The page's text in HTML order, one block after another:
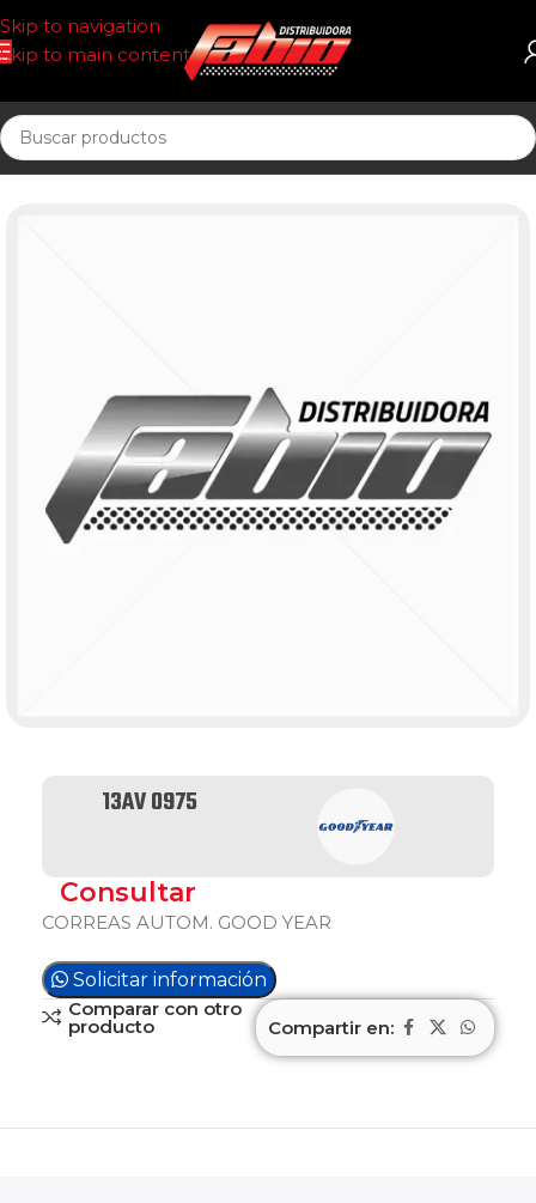
Skip to navigation
Skip to main content
Inicio CORREAS AUTOMOTOR 13AV
13AV 0975
Consultar
CORREAS AUTOM. GOOD YEAR
Solicitar información
Comparar con otro
producto Compartir en: